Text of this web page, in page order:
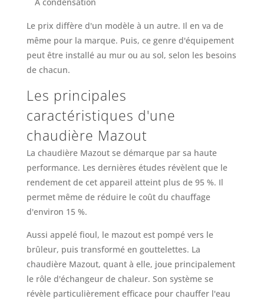
Le prix diffère d'un modèle à un autre. Il en va de
même pour la marque. Puis, ce genre d'équipement
peut être installé au mur ou au sol, selon les besoins
de chacun.
Les principales
caractéristiques d'une
chaudière Mazout
La chaudière Mazout se démarque par sa haute
performance. Les dernières études révèlent que le
rendement de cet appareil atteint plus de 95 %. Il
permet même de réduire le coût du chauffage
d'environ 15 %.
Aussi appelé fioul, le mazout est pompé vers le
brûleur, puis transformé en gouttelettes. La
chaudière Mazout, quant à elle, joue principalement
le rôle d'échangeur de chaleur. Son système se
révèle particulièrement efficace pour chauffer l'eau